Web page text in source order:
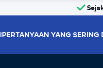
PERTANYAAN YANG SERING